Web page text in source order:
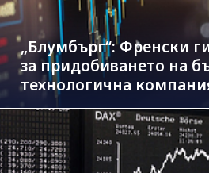
„Блумбърг“: Френски
за придобиването на
технологична
млрд. евро